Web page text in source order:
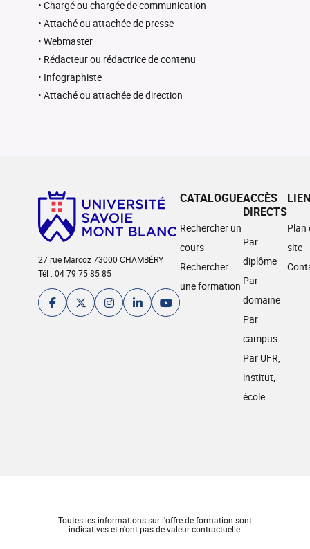
• Chargé ou chargée de communication
• Attaché ou attachée de presse
• Webmaster
• Rédacteur ou rédactrice de contenu
• Infographiste
• Attaché ou attachée de direction
27 rue Marcoz 73000 CHAMBÉRY
Tél : 04 79 75 85 85
CATALOGUE
Rechercher un
cours
Rechercher
une formation
ACCÈS
DIRECTS
Par
diplôme
Par
domaine
Par
campus
Par UFR,
institut,
école
Plan
site
Toutes les informations sur l'offre de formation sont
indicatives et n'ont pas de valeur contractuelle.